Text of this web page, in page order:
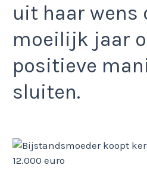
uit haar wens
moeilijk jaar
positieve
sluiten.